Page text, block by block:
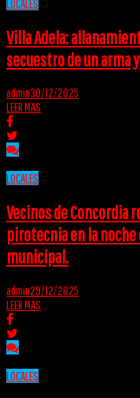
LOCALES
Villa Adela:
secuestro de un arma
admin30/12/2025
LEER MAS
LOCALES
Vecinos de Concordia
pirotecnia en la
municipal.
admin29/12/2025
LEER MAS
LOCALES